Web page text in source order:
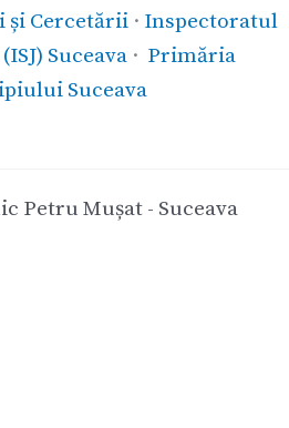
și Cercetării· Inspectoratul
Suceava · Primăria
Suceava
Petru Mușat - Suceava